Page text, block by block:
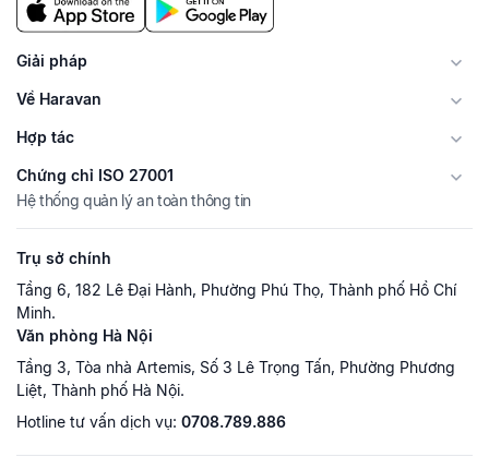
Giải pháp
Về Haravan
Hợp tác
Chứng chỉ ISO 27001
Hệ thống quản lý an toàn thông tin
Trụ sở chính
Tầng 6, 182 Lê Đại Hành, Phường Phú Thọ, Thành phố Hồ Chí
Minh.
Văn phòng Hà Nội
Tầng 3, Tòa nhà Artemis, Số 3 Lê Trọng Tấn, Phường Phương
Liệt, Thành phố Hà Nội.
Hotline tư vấn dịch vụ: 0708.789.886